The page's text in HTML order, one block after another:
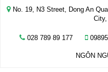
No. 19, N3 Street, Dong An
028 789 89 177
NGÔN